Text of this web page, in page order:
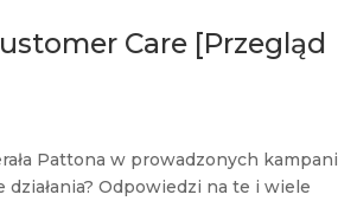
Care [Przegląd
Pattona w prowadzonych
Odpowiedzi na te i wiele